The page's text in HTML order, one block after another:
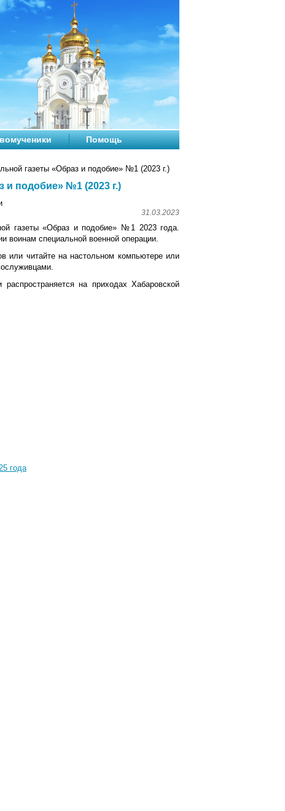
Помощь
газеты «Образ и подобие» №1 (2023 г.)
и подобие» №1 (2023 г.)
31.03.2023
газеты «Образ и подобие» №1 2023 года.
воинам специальной военной операции.
или читайте на настольном компьютере или
на приходах Хабаровской
года